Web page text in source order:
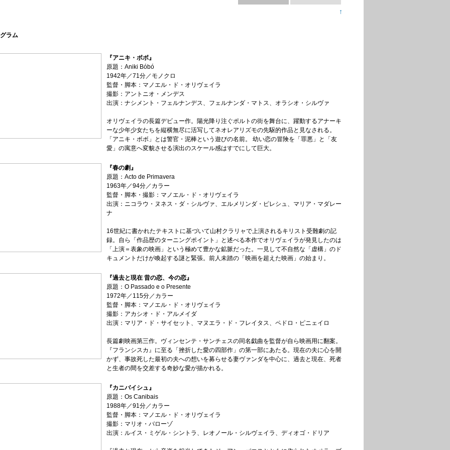
↑
ラム
『アニキ・ボボ』
原題：Aniki Bóbó
1942年／71分／モノクロ
監督・脚本：マノエル・ド・オリヴェイラ
撮影：アントニオ・メンデス
出演：ナシメント・フェルナンデス、フェルナンダ・マトス、オラシオ・シルヴァ
オリヴェイラの長篇デビュー作。陽光降り注ぐポルトの街を舞台に、躍動するアナーキ
ーな少年少女たちを縦横無尽に活写してネオレアリズモの先駆的作品と見なされる。
「アニキ・ボボ」とは警官・泥棒という遊びの名前。 幼い恋の冒険を「罪悪」と「友
愛」の寓意へ変貌させる演出のスケール感はすでにして巨大。
『春の劇』
原題：Acto de Primavera
1963年／94分／カラー
監督・脚本・撮影：マノエル・ド・オリヴェイラ
出演：ニコラウ・ヌネス・ダ・シルヴァ、エルメリンダ・ピレシュ、マリア・マダレー
ナ
16世紀に書かれたテキストに基づいて山村クラリャで上演されるキリスト受難劇の記
録。自ら「作品歴のターニングポイント」と述べる本作でオリヴェイラが発見したのは
「上演＝表象の映画」という極めて豊かな鉱脈だった。一見して不自然な「虚構」のド
キュメントだけが喚起する謎と緊張。前人未踏の「映画を超えた映画」の始まり。
『過去と現在 昔の恋、今の恋』
原題：O Passado e o Presente
1972年／115分／カラー
監督・脚本：マノエル・ド・オリヴェイラ
撮影：アカシオ・ド・アルメイダ
出演：マリア・ド・サイセット、マヌエラ・ド・フレイタス、ペドロ・ピニェイロ
長篇劇映画第三作。ヴィンセンテ・サンチェスの同名戯曲を監督が自ら映画用に翻案。
『フランシスカ』に至る「挫折した愛の四部作」の第一部にあたる。現在の夫に心を開
かず、事故死した最初の夫への想いを募らせる妻ヴァンダを中心に、過去と現在、死者
と生者の間を交差する奇妙な愛が描かれる。
『カニバイシュ』
原題：Os Canibais
1988年／91分／カラー
監督・脚本：マノエル・ド・オリヴェイラ
撮影：マリオ・バローゾ
出演：ルイス・ミゲル・シントラ、レオノール・シルヴェイラ、ディオゴ・ドリア